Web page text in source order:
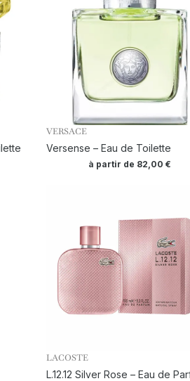
VERSACE
Versense – Eau de Toilette
à partir de 82,00 €
LACOSTE
L.12.12 Silver Rose – Eau de